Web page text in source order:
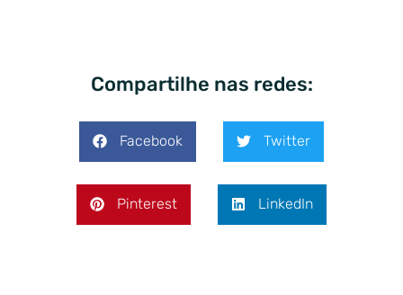
Compartilhe nas redes:
Facebook Twitter
Pinterest LinkedIn